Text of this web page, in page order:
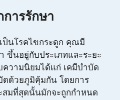
การรักษา
ป็นโรคไขกระดูก คุณมี
ขึ้นอยู่กับประเภทและระยะ
ความนิยมได้แก่ เคมีบำบัด
ดด้วยภูมิคุ้มกัน โดยการ
สมที่สุดนั้นมักจะถูกกำหนด